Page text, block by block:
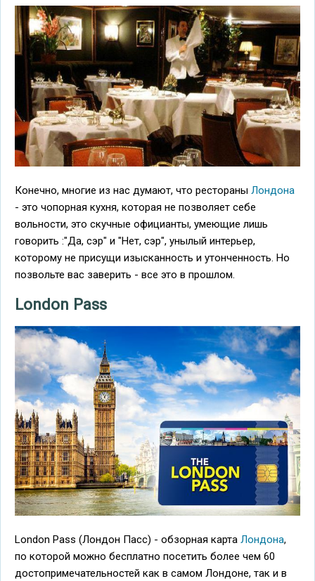
Конечно, многие из нас думают, что рестораны Лондона
- это чопорная кухня, которая не позволяет себе
вольности, это скучные официанты, умеющие лишь
говорить :"Да, сэр" и "Нет, сэр", унылый интерьер,
которому не присущи изысканность и утонченность. Но
позвольте вас заверить - все это в прошлом.
London Pass
London Pass (Лондон Пасс) - обзорная карта Лондона,
по которой можно бесплатно посетить более чем 60
достопримечательностей как в самом Лондоне, так и в